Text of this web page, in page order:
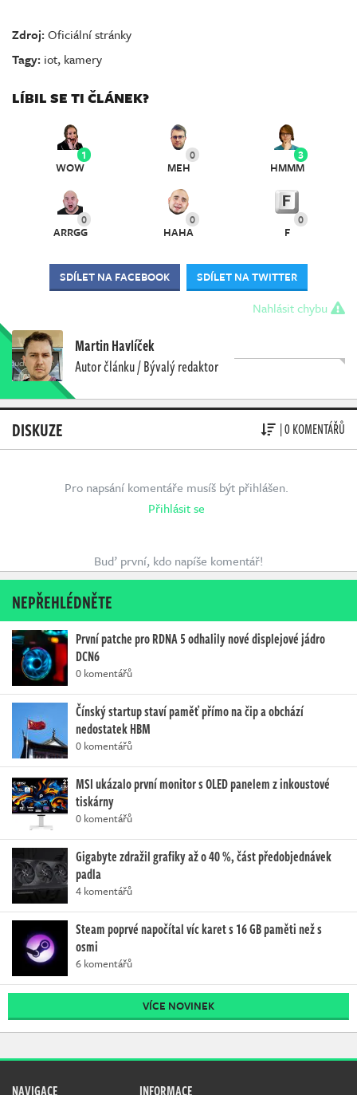
Zdroj:Oficiální stránky
Tagy: iot, kamery
LÍBIL SE TI ČLÁNEK?
1
WOW
0
MEH
3
HMMM
0
ARRGG
0
HAHA
0
F
SDÍLET NA FACEBOOK SDÍLET NA TWITTER
Nahlásit chybu
Martin Havlíček
Autor článku / Bývalý redaktor
DISKUZE | 0 KOMENTÁŘŮ
Pro napsání komentáře musíš být přihlášen.
Přihlásit se
Buď první, kdo napíše komentář!
NEPŘEHLÉDNĚTE
První patche pro RDNA 5 odhalily nové displejové jádro
DCN6
0 komentářů
Čínský startup staví paměť přímo na čip a obchází
nedostatek HBM
0 komentářů
MSI ukázalo první monitor s OLED panelem z inkoustové
tiskárny
0 komentářů
Gigabyte zdražil grafiky až o 40 %, část předobjednávek
padla
4 komentářů
Steam poprvé napočítal víc karet s 16 GB paměti než s
osmi
6 komentářů
VÍCE NOVINEK
NAVIGACE INFORMACE